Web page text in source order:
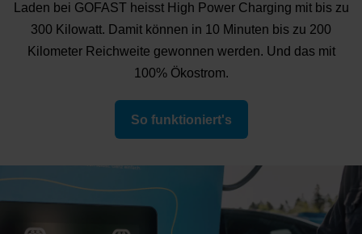
Laden bei GOFAST heisst High Power Charging mit bis zu
300 Kilowatt. Damit können in 10 Minuten bis zu 200
Kilometer Reichweite gewonnen werden. Und das mit
100% Ökostrom.
So funktioniert's